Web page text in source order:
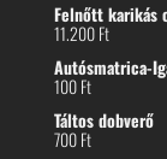
Felnőtt karikás
11.200Ft
Autósmatrica-
100Ft
Táltos dobverő
700Ft